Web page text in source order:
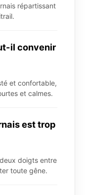
répartissant
il convenir
et confortable,
et calmes.
est trop
doigts entre
toute gêne.